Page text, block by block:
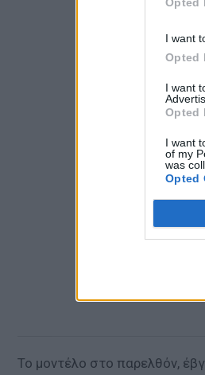
I want
Opted
I want
Opted
I want
of my
was
Opted
Το μοντέλο στο παρελθόν,